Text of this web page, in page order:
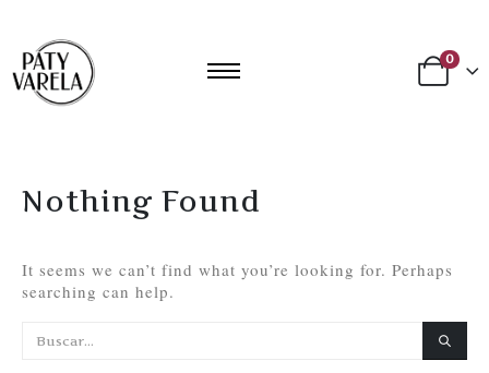
0
Nothing Found
It seems we can’t find what you’re looking for. Perhaps
searching can help.